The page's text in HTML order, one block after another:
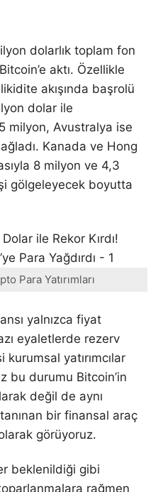
dolarlık toplam fon
aktı. Özellikle
akışında başrolü
dolar ile
milyon, Avustralya ise
Kanada ve Hong
8 milyon ve 4,3
gölgeleyecek boyutta
Para Yatırımları
yalnızca fiyat
eyaletlerde rezerv
yatırımcılar
bu durumu Bitcoin’in
değil de aynı
bir finansal araç
görüyoruz.
beklenildiği gibi
rağmen